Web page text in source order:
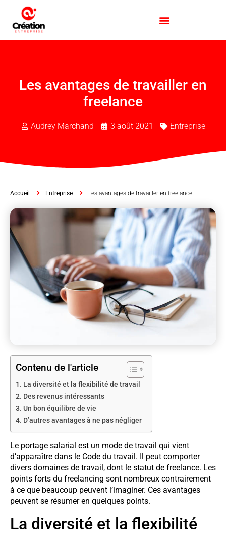
Les avantages de travailler en
freelance
Audrey Marchand 3 août 2021 Entreprise
Accueil Entreprise Les avantages de travailler en freelance
Contenu de l'article
La diversité et la flexibilité de travail
Des revenus intéressants
Un bon équilibre de vie
D’autres avantages à ne pas négliger
Le portage salarial est un mode de travail qui vient
d’apparaître dans le Code du travail. Il peut comporter
divers domaines de travail, dont le statut de freelance. Les
points forts du freelancing sont nombreux contrairement
à ce que beaucoup peuvent l’imaginer. Ces avantages
peuvent se résumer en quelques points.
La diversité et la flexibilité